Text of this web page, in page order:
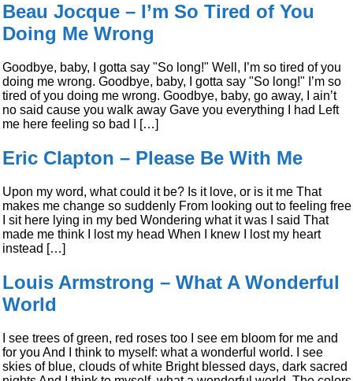
Beau Jocque – I’m So Tired of You
Doing Me Wrong
Goodbye, baby, I gotta say "So long!" Well, I’m so tired of you
doing me wrong. Goodbye, baby, I gotta say "So long!" I’m so
tired of you doing me wrong. Goodbye, baby, go away, I ain’t
no said cause you walk away Gave you everything I had Left
me here feeling so bad I […]
Eric Clapton – Please Be With Me
Upon my word, what could it be? Is it love, or is it me That
makes me change so suddenly From looking out to feeling free
I sit here lying in my bed Wondering what it was I said That
made me think I lost my head When I knew I lost my heart
instead […]
Louis Armstrong – What A Wonderful
World
I see trees of green, red roses too I see em bloom for me and
for you And I think to myself: what a wonderful world. I see
skies of blue, clouds of white Bright blessed days, dark sacred